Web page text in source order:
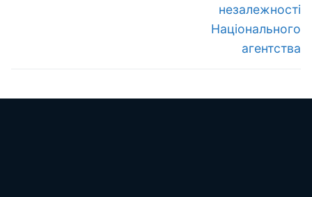
незалежності
Національного
агентства